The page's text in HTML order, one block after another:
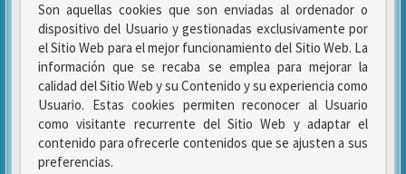
Son aquellas cookies que son enviadas al ordenador o
dispositivo del Usuario y gestionadas exclusivamente por
el Sitio Web para el mejor funcionamiento del Sitio Web. La
información que se recaba se emplea para mejorar la
calidad del Sitio Web y su Contenido y su experiencia como
Usuario. Estas cookies permiten reconocer al Usuario
como visitante recurrente del Sitio Web y adaptar el
contenido para ofrecerle contenidos que se ajusten a sus
preferencias.